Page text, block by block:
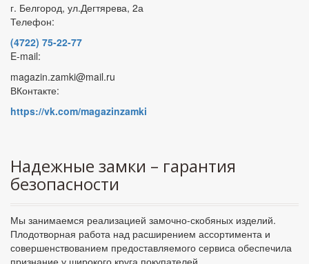
г. Белгород, ул.Дегтярева, 2а
Телефон:
(4722) 75-22-77
E-mail:
magazin.zamki@mail.ru
ВКонтакте:
https://vk.com/magazinzamki
Надежные замки – гарантия
безопасности
Мы занимаемся реализацией замочно-скобяных изделий.
Плодотворная работа над расширением ассортимента и
совершенствованием предоставляемого сервиса обеспечила
признание у широкого круга покупателей.